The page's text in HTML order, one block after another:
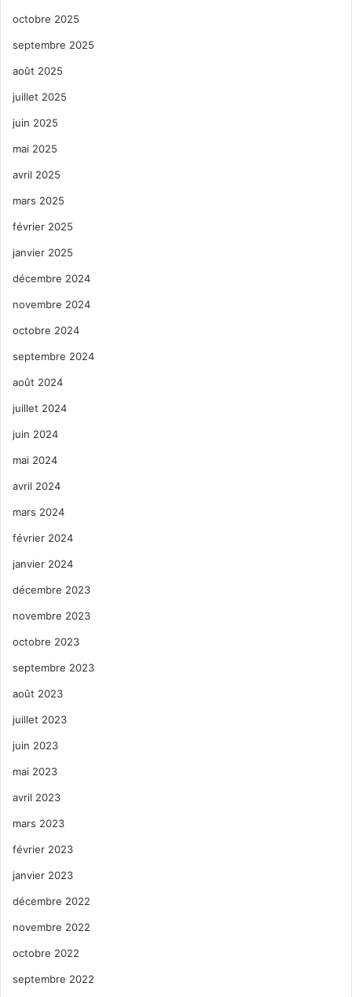
octobre 2025
septembre 2025
août 2025
juillet 2025
juin 2025
mai 2025
avril 2025
mars 2025
février 2025
janvier 2025
décembre 2024
novembre 2024
octobre 2024
septembre 2024
août 2024
juillet 2024
juin 2024
mai 2024
avril 2024
mars 2024
février 2024
janvier 2024
décembre 2023
novembre 2023
octobre 2023
septembre 2023
août 2023
juillet 2023
juin 2023
mai 2023
avril 2023
mars 2023
février 2023
janvier 2023
décembre 2022
novembre 2022
octobre 2022
septembre 2022